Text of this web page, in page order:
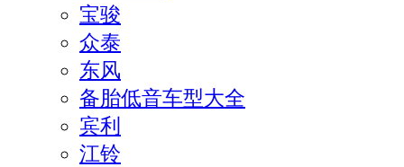
宝骏
众泰
东风
备胎低音车型大全
宾利
江铃